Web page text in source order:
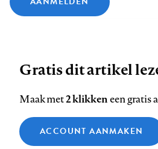
ons
op
Facebook
ons
op
LinkedIn
ons
op
Bluesky
ons
op
Instagram
op
Footer
Contact Colofon Disclaimer
Medische
Zie onze cookie policy
Analytische cookies
Gratis dit artikel
Maak met2 klikkeneen gratis
ACCOUNT AANMAKEN